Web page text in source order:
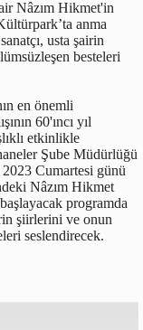
Nâzım Hikmet'in
anma
usta şairin
besteleri
en önemli
60'ıncı yıl
etkinlikle
Şube Müdürlüğü
Cumartesi günü
Nâzım Hikmet
programda
şiirlerini ve onun
seslendirecek.